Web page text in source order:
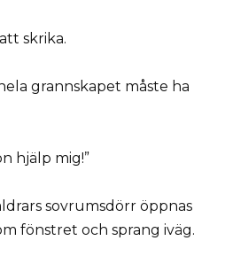
skrika.
grannskapet måste ha
hjälp mig!”
sovrumsdörr öppnas
fönstret och sprang iväg.